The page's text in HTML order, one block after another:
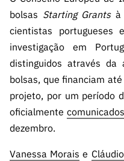
bolsas Starting Grantsà
cientistas portugueses
investigação em
distinguidos através da
bolsas, que financiam
projeto, por um período
oficialmente
dezembro.
Vanessa Morais e